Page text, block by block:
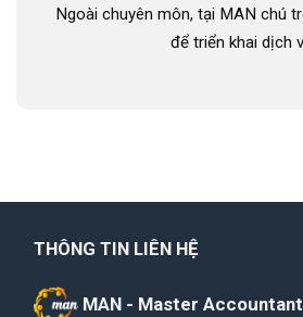
Ngoài chuyên môn, tại MAN chú
để triển khai dịch
THÔNG TIN LIÊN HỆ
MAN - Master